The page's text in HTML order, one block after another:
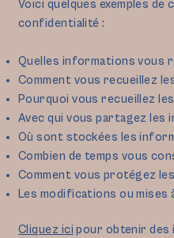
Voici quelques exemples
confidentialité :
Quelles informations vous
Comment vous recueillez
Pourquoi vous recueillez
Avec qui vous partagez les
Où sont stockées les
Combien de temps vous
Comment vous protégez
Les modifications ou
Cliquez ici pour obtenir des